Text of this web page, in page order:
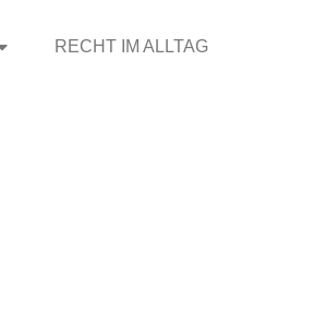
RECHT IM ALLTAG